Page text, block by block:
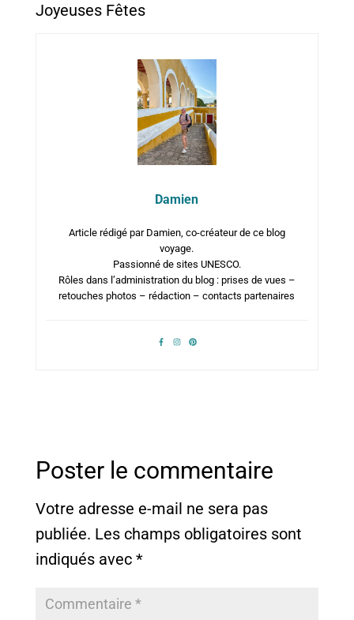
Joyeuses Fêtes
Damien
Article rédigé par Damien, co-créateur de ce blog
voyage.
Passionné de sites UNESCO.
Rôles dans l’administration du blog : prises de vues –
retouches photos – rédaction – contacts partenaires
Poster le commentaire
Votre adresse e-mail ne sera pas
publiée. Les champs obligatoires sont
indiqués avec *